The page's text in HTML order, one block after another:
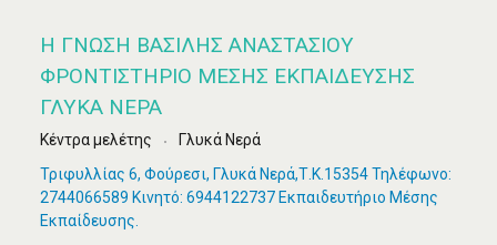
Η ΓΝΩΣΗ ΒΑΣΙΛΗΣ ΑΝΑΣΤΑΣΙΟΥ
ΦΡΟΝΤΙΣΤΗΡΙΟ ΜΕΣΗΣ ΕΚΠΑΙΔΕΥΣΗΣ
ΓΛΥΚΑ ΝΕΡΑ
Κέντρα μελέτης
Γλυκά Νερά
Τριφυλλίας 6, Φούρεσι, Γλυκά Νερά,Τ.Κ.15354 Τηλέφωνο:
2744066589 Κινητό: 6944122737 Εκπαιδευτήριο Μέσης
Εκπαίδευσης.